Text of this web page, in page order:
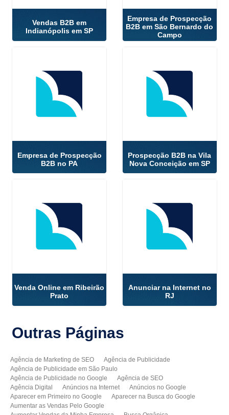
Vendas B2B em
Indianópolis em SP
Empresa de Prospecção
B2B em São Bernardo do
Campo
Empresa de Prospecção
B2B no PA
Prospecção B2B na Vila
Nova Conceição em SP
Venda Online em Ribeirão
Prato
Anunciar na Internet no
RJ
Outras Páginas
Agência de Marketing de SEO
Agência de Publicidade
Agência de Publicidade em São Paulo
Agência de Publicidade no Google
Agência de SEO
Agência Digital
Anúncios na Internet
Anúncios no Google
Aparecer em Primeiro no Google
Aparecer na Busca do Google
Aumentar as Vendas Pelo Google